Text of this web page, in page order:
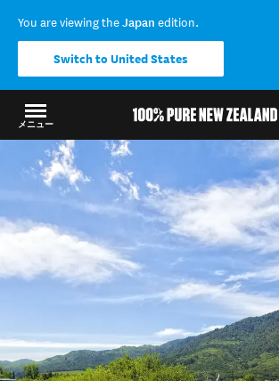
You are viewing theJapan edition.
Switch to United States
メニュー
結果に戻る